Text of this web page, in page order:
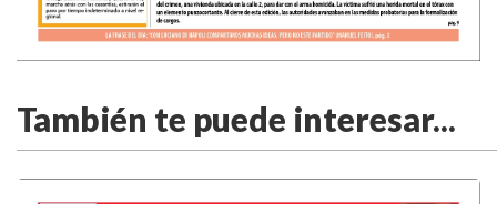
También te puede interesar...